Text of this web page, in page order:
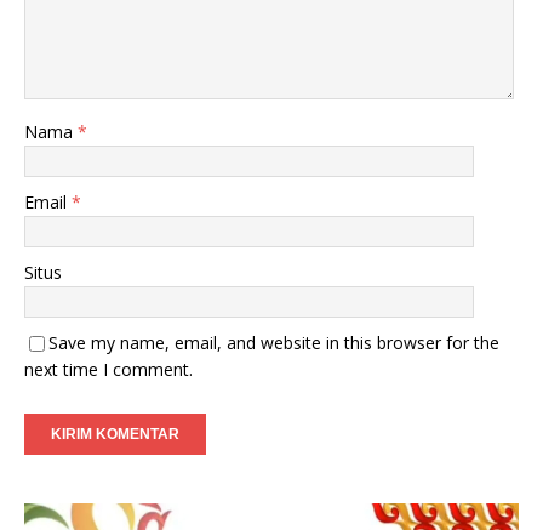
Nama *
Email *
Situs
Save my name, email, and website in this browser for the
next time I comment.